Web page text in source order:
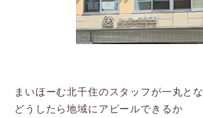
まいほーむ北千住のスタッフが一丸と
どうしたら地域にアピールできるか